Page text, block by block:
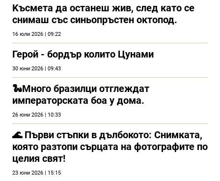
Kъсмета да останеш жив, след като се
снимаш със синьопръстен октопод.
16 юли 2026 | 09:22
Герой - бордър колито Цунами
30 юни 2026 | 09:43
🐍Много бразилци отглеждат
императорската боа у дома.
26 юни 2026 | 10:33
🌊 Първи стъпки в дълбокото: Снимката,
която разтопи сърцата на фотографите по
целия свят!
23 юни 2026 | 15:15